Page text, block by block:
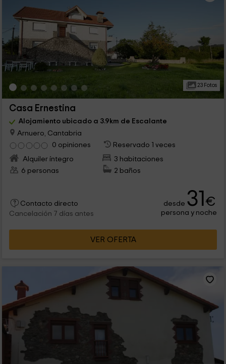
23 Fotos
Casa Ernestina
Alojamiento ubicado a 3.9km de Escalante
Arnuero, Cantabria
0 opiniones
Reservado 1 veces
Alquiler íntegro
3 habitaciones
6 personas
2 baños
Contacto directo
Cancelación 7 días antes
desde 31€
persona y noche
VER OFERTA